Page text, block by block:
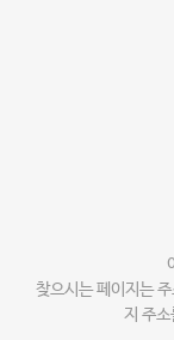
찾으시는 페이지는
지 주